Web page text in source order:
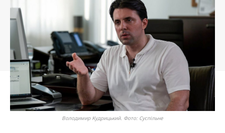
Володимир Кудрицький. Фото: Суспільне